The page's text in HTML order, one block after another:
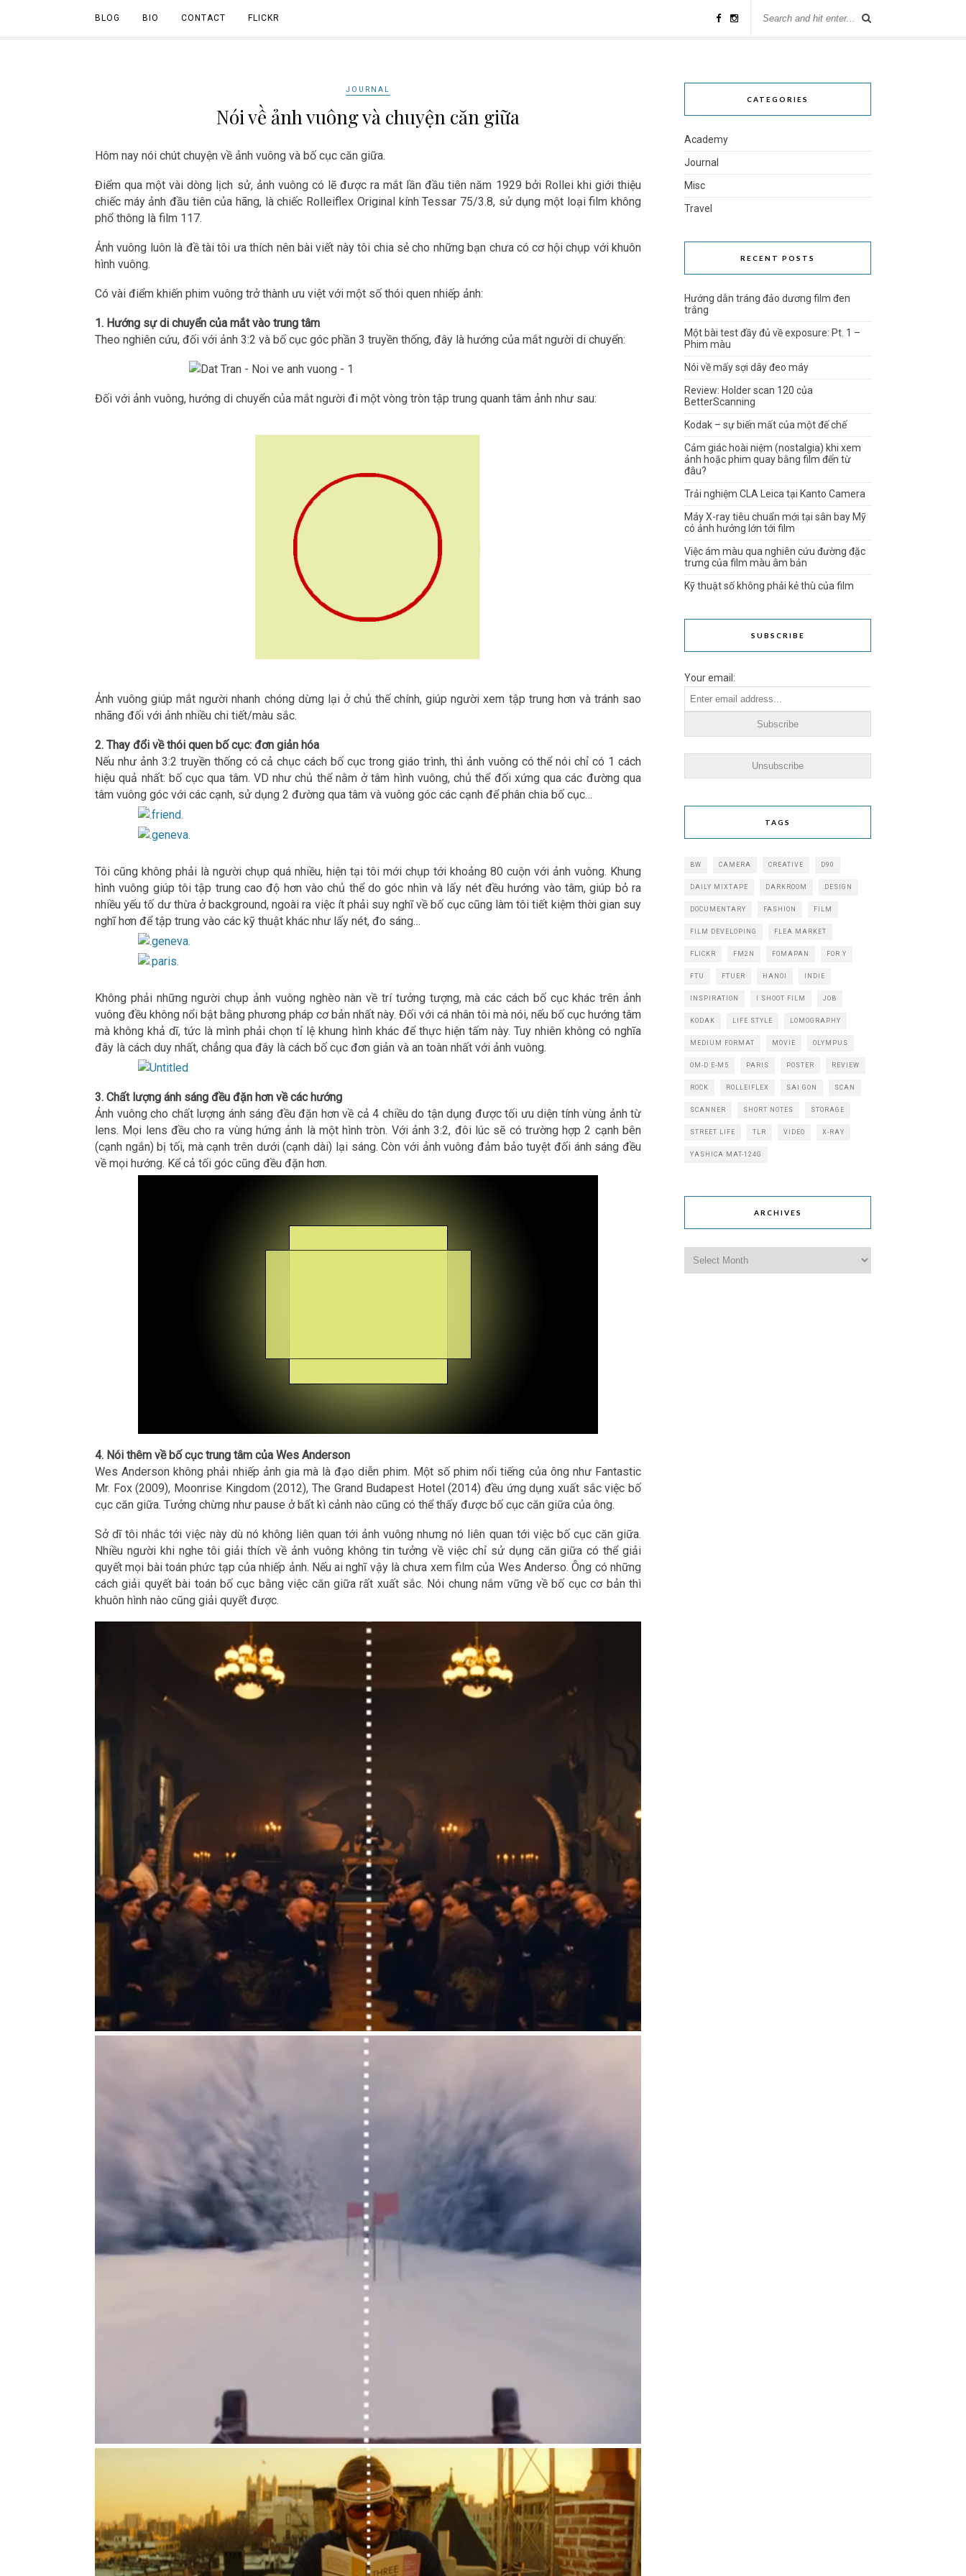
BLOG BIO CONTACT FLICKR
JOURNAL
Nói về ảnh vuông và chuyện căn giữa
Hôm nay nói chút chuyện về ảnh vuông và bố cục căn giữa.
Điểm qua một vài dòng lịch sử, ảnh vuông có lẽ được ra mắt lần đầu tiên năm 1929 bởi Rollei khi giới thiệu
chiếc máy ảnh đầu tiên của hãng, là chiếc Rolleiflex Original kính Tessar 75/3.8, sử dụng một loại film không
phổ thông là film 117.
Ảnh vuông luôn là đề tài tôi ưa thích nên bài viết này tôi chia sẻ cho những bạn chưa có cơ hội chụp với khuôn
hình vuông.
Có vài điểm khiến phim vuông trở thành ưu việt với một số thói quen nhiếp ảnh:
1. Hướng sự di chuyển của mắt vào trung tâm
Theo nghiên cứu, đối với ảnh 3:2 và bố cục góc phần 3 truyền thống, đây là hướng của mắt người di chuyển:
Đối với ảnh vuông, hướng di chuyển của mắt người đi một vòng tròn tập trung quanh tâm ảnh như sau:
Ảnh vuông giúp mắt người nhanh chóng dừng lại ở chủ thế chính, giúp người xem tập trung hơn và tránh sao
nhãng đối với ảnh nhiều chi tiết/màu sắc.
2. Thay đổi về thói quen bố cục: đơn giản hóa
Nếu như ảnh 3:2 truyền thống có cả chục cách bố cục trong giáo trình, thì ảnh vuông có thể nói chỉ có 1 cách
hiệu quả nhất: bố cục qua tâm. VD như chủ thể nằm ở tâm hình vuông, chủ thể đối xứng qua các đường qua
tâm vuông góc với các cạnh, sử dụng 2 đường qua tâm và vuông góc các cạnh để phân chia bố cục…
Tôi cũng không phải là người chụp quá nhiều, hiện tại tôi mới chụp tới khoảng 80 cuộn với ảnh vuông. Khung
hình vuông giúp tôi tập trung cao độ hơn vào chủ thể do góc nhìn và lấy nét đều hướng vào tâm, giúp bỏ ra
nhiều yếu tố dư thừa ở background, ngoài ra việc ít phải suy nghĩ về bố cục cũng làm tôi tiết kiệm thời gian suy
nghĩ hơn để tập trung vào các kỹ thuật khác như lấy nét, đo sáng…
Không phải những người chụp ảnh vuông nghèo nàn về trí tưởng tượng, mà các cách bố cục khác trên ảnh
vuông đều không nổi bật bằng phương pháp cơ bản nhất này. Đối với cá nhân tôi mà nói, nếu bố cục hướng tâm
mà không khả dĩ, tức là mình phải chọn tỉ lệ khung hình khác để thực hiện tấm này. Tuy nhiên không có nghĩa
đây là cách duy nhất, chẳng qua đây là cách bố cục đơn giản và an toàn nhất với ảnh vuông.
3. Chất lượng ánh sáng đều đặn hơn về các hướng
Ảnh vuông cho chất lượng ánh sáng đều đặn hơn về cả 4 chiều do tận dụng được tối ưu diện tính vùng ảnh từ
lens. Mọi lens đều cho ra vùng hứng ảnh là một hình tròn. Với ảnh 3:2, đôi lúc sẽ có trường hợp 2 cạnh bên
(cạnh ngắn) bị tối, mà cạnh trên dưới (cạnh dài) lại sáng. Còn với ảnh vuông đảm bảo tuyệt đối ánh sáng đều
về mọi hướng. Kể cả tối góc cũng đều đặn hơn.
4. Nói thêm về bố cục trung tâm của Wes Anderson
Wes Anderson không phải nhiếp ảnh gia mà là đạo diễn phim. Một số phim nổi tiếng của ông như Fantastic
Mr. Fox (2009), Moonrise Kingdom (2012), The Grand Budapest Hotel (2014) đều ứng dụng xuất sắc việc bố
cục căn giữa. Tưởng chừng như pause ở bất kì cảnh nào cũng có thể thấy được bố cục căn giữa của ông.
Sở dĩ tôi nhắc tới việc này dù nó không liên quan tới ảnh vuông nhưng nó liên quan tới việc bố cục căn giữa.
Nhiều người khi nghe tôi giải thích về ảnh vuông không tin tưởng về việc chỉ sử dụng căn giữa có thể giải
quyết mọi bài toán phức tạp của nhiếp ảnh. Nếu ai nghĩ vậy là chưa xem film của Wes Anderso. Ông có những
cách giải quyết bài toán bố cục bằng việc căn giữa rất xuất sắc. Nói chung nắm vững về bố cục cơ bản thì
khuôn hình nào cũng giải quyết được.
CATEGORIES
Academy
Journal
Misc
Travel
RECENT POSTS
Hướng dẫn tráng đảo dương film đen
trắng
Một bài test đầy đủ về exposure: Pt. 1 –
Phim màu
Nói về mấy sợi dây đeo máy
Review: Holder scan 120 của
BetterScanning
Kodak – sự biến mất của một đế chế
Cảm giác hoài niệm (nostalgia) khi xem
ảnh hoặc phim quay bằng film đến từ
đâu?
Trải nghiệm CLA Leica tại Kanto Camera
Máy X-ray tiêu chuẩn mới tại sân bay Mỹ
có ảnh hưởng lớn tới film
Việc ám màu qua nghiên cứu đường đặc
trưng của film màu âm bản
Kỹ thuật số không phải kẻ thù của film
SUBSCRIBE
Your email:
TAGS
BW CAMERA CREATIVE D90
DAILY MIXTAPE DARKROOM DESIGN
DOCUMENTARY FASHION FILM
FILM DEVELOPING FLEA MARKET
FLICKR FM2N FOMAPAN FOR Y
FTU FTUER HANOI INDIE
INSPIRATION I SHOOT FILM JOB
KODAK LIFE STYLE LOMOGRAPHY
MEDIUM FORMAT MOVIE OLYMPUS
OM-D E-M5 PARIS POSTER REVIEW
ROCK ROLLEIFLEX SAI GON SCAN
SCANNER SHORT NOTES STORAGE
STREET LIFE TLR VIDEO X-RAY
YASHICA MAT-124G
ARCHIVES